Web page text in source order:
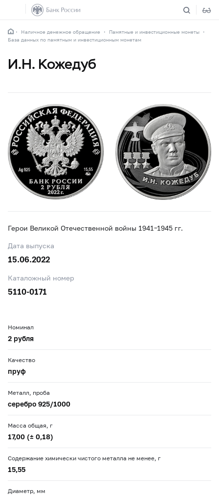
Наличное денежное обращение
Памятные и инвестиционные монеты
База данных по памятным и инвестиционным монетам
И.Н. Кожедуб
Герои Великой Отечественной войны 1941–1945 гг.
Дата выпуска
15.06.2022
Каталожный номер
5110-0171
Номинал
2 рубля
Качество
пруф
Металл, проба
серебро 925/1000
Масса общая, г
17,00 (± 0,18)
Содержание химически чистого металла не менее, г
15,55
Диаметр, мм